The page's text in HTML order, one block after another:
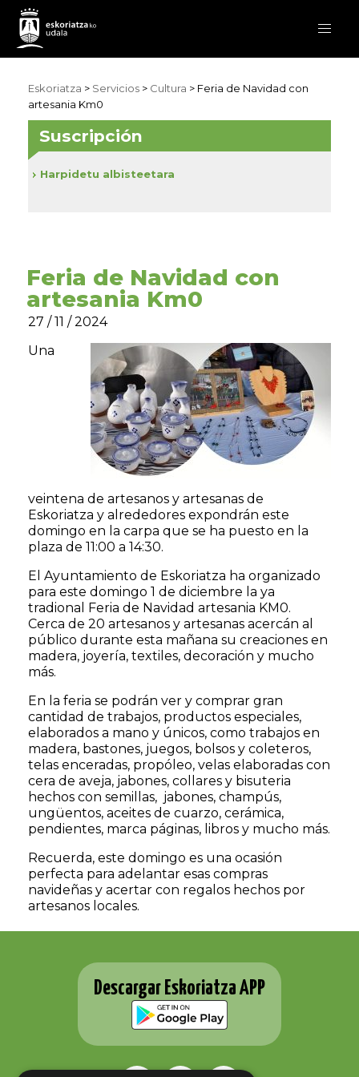
Eskoriatza > Servicios > Cultura > Feria de Navidad con
artesania Km0
Feria de Navidad con
artesania Km0
27 / 11 / 2024
Una
veintena de artesanos y artesanas de
Eskoriatza y alrededores expondrán este
domingo en la carpa que se ha puesto en la
plaza de 11:00 a 14:30.
El Ayuntamiento de Eskoriatza ha organizado
para este domingo 1 de diciembre la ya
tradional Feria de Navidad artesania KM0.
Cerca de 20 artesanos y artesanas acercán al
público durante esta mañana su creaciones en
madera, joyería, textiles, decoración y mucho
más.
En la feria se podrán ver y comprar gran
cantidad de trabajos, productos especiales,
elaborados a mano y únicos, como trabajos en
madera, bastones, juegos, bolsos y coleteros,
telas enceradas, propóleo, velas elaboradas con
cera de aveja, jabones, collares y bisuteria
hechos con semillas, jabones, champús,
ungüentos, aceites de cuarzo, cerámica,
pendientes, marca páginas, libros y mucho más.
Recuerda, este domingo es una ocasión
perfecta para adelantar esas compras
navideñas y acertar con regalos hechos por
artesanos locales.
Suscripción
Harpidetu albisteetara
Descargar Eskoriatza APP